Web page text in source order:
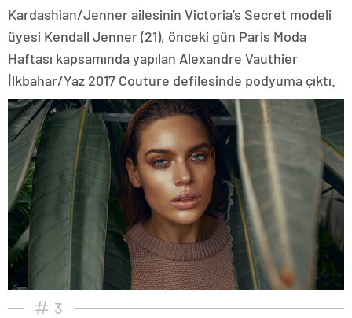
Kardashian/Jenner ailesinin Victoria’s Secret modeli
üyesi Kendall Jenner (21), önceki gün Paris Moda
Haftası kapsamında yapılan Alexandre Vauthier
İlkbahar/Yaz 2017 Couture defilesinde podyuma çıktı.
3